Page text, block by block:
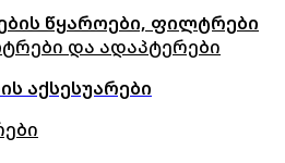
წყაროები, ფილტრები
და ადაპტერები
აქსესუარები